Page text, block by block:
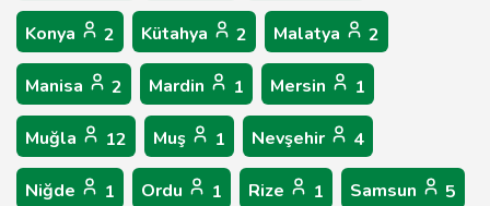
Konya 2 Kütahya 2 Malatya 2
Manisa 2 Mardin 1 Mersin 1
Muğla 12 Muş 1 Nevşehir 4
Niğde 1 Ordu 1 Rize 1 Samsun 5